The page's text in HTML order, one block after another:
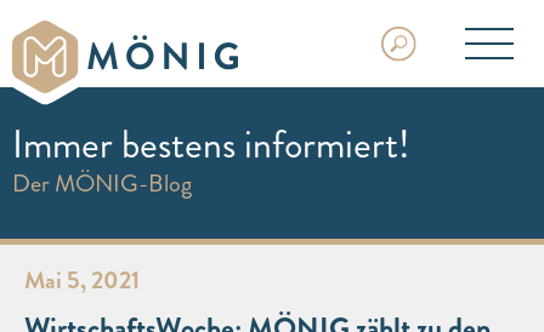
Immer bestens informiert!
Der MÖNIG-Blog
Mai 5, 2021